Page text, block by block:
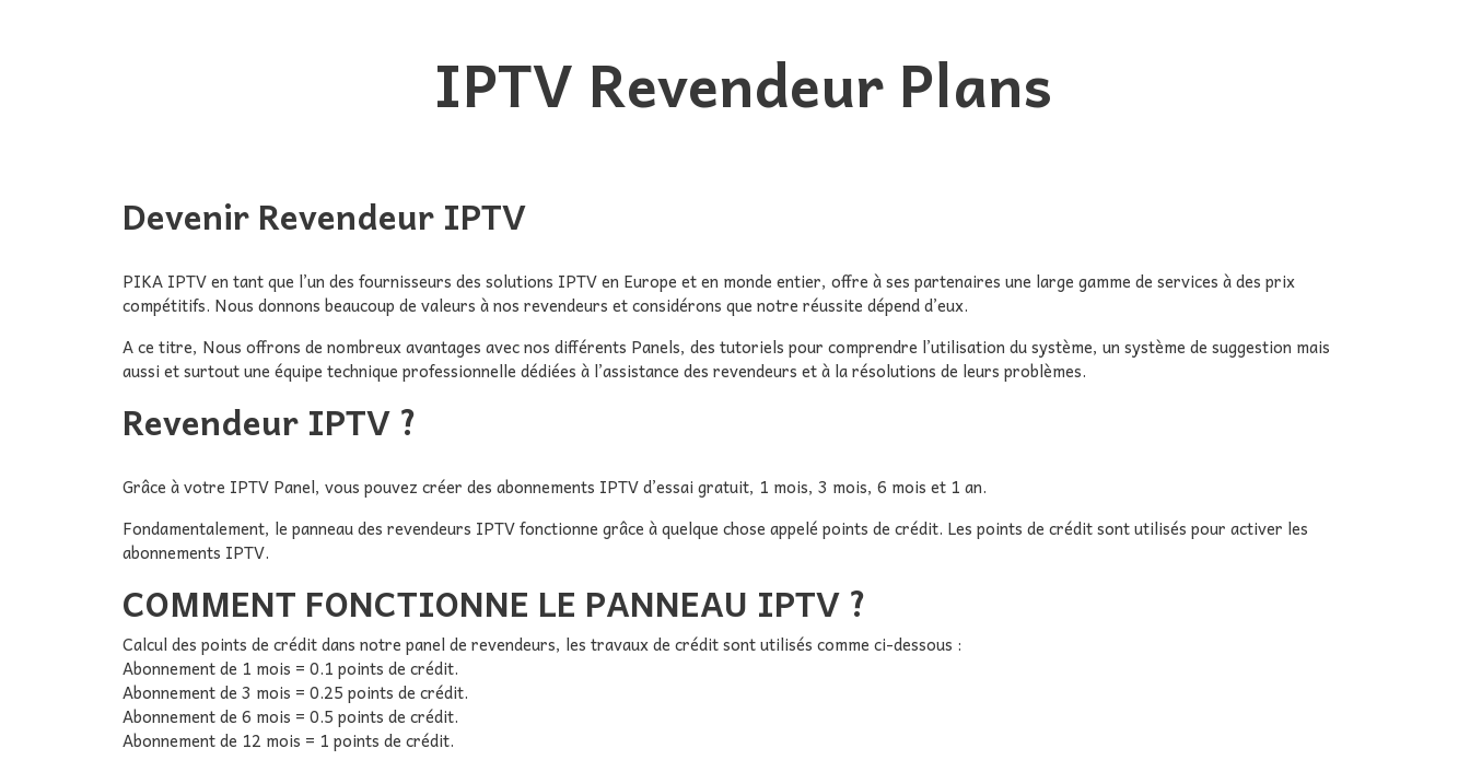
IPTV Revendeur Plans
Devenir Revendeur IPTV
PIKA IPTV en tant que l’un des fournisseurs des solutions IPTV en Europe et en monde entier, offre à ses partenaires une large gamme de services à des prix
compétitifs. Nous donnons beaucoup de valeurs à nos revendeurs et considérons que notre réussite dépend d’eux.
A ce titre, Nous offrons de nombreux avantages avec nos différents Panels, des tutoriels pour comprendre l’utilisation du système, un système de suggestion mais
aussi et surtout une équipe technique professionnelle dédiées à l’assistance des revendeurs et à la résolutions de leurs problèmes.
Revendeur IPTV ?
Grâce à votre IPTV Panel, vous pouvez créer des abonnements IPTV d’essai gratuit, 1 mois, 3 mois, 6 mois et 1 an.
Fondamentalement, le panneau des revendeurs IPTV fonctionne grâce à quelque chose appelé points de crédit. Les points de crédit sont utilisés pour activer les
abonnements IPTV.
COMMENT FONCTIONNE LE PANNEAU IPTV ?
Calcul des points de crédit dans notre panel de revendeurs, les travaux de crédit sont utilisés comme ci-dessous :
Abonnement de 1 mois = 0.1 points de crédit.
Abonnement de 3 mois = 0.25 points de crédit.
Abonnement de 6 mois = 0.5 points de crédit.
Abonnement de 12 mois = 1 points de crédit.